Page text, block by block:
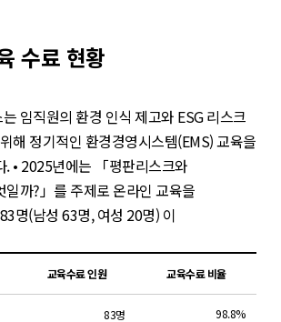
수료 현황
임직원의 환경 인식 제고와 ESG 리스크
해 정기적인 환경경영시스템(EMS) 교육을
.• 2025년에는 「평판리스크와
일까?」를 주제로 온라인 교육을
명(남성 63명, 여성 20명) 이
교육수료 인원 교육수료 비율
83명 98.8%